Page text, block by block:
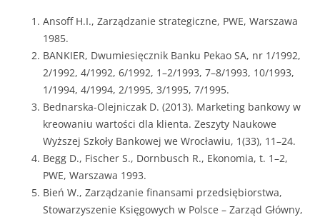
Ansoff H.I., Zarządzanie strategiczne, PWE, Warszawa
1985.
BANKIER, Dwumiesięcznik Banku Pekao SA, nr 1/1992,
2/1992, 4/1992, 6/1992, 1–2/1993, 7–8/1993, 10/1993,
1/1994, 4/1994, 2/1995, 3/1995, 7/1995.
Bednarska-Olejniczak D. (2013). Marketing bankowy w
kreowaniu wartości dla klienta. Zeszyty Naukowe
Wyższej Szkoły Bankowej we Wrocławiu, 1(33), 11–24.
Begg D., Fischer S., Dornbusch R., Ekonomia, t. 1–2,
PWE, Warszawa 1993.
Bień W., Zarządzanie finansami przedsiębiorstwa,
Stowarzyszenie Księgowych w Polsce – Zarząd Główny,